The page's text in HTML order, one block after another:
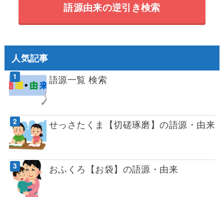
語源由来の逆引き検索
人気記事
語源一覧 検索
せっさたくま【切磋琢磨】の語源・由来
おふくろ【お袋】の語源・由来